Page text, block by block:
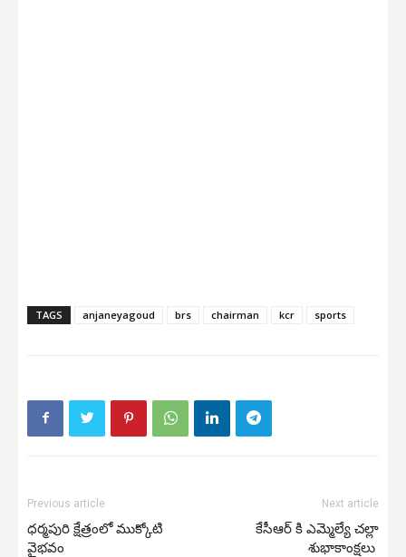
TAGS anjaneyagoud brs chairman kcr sports
Previous article
ధర్మపురి క్షేత్రంలో ముక్కోటి
వైభవం
Next article
కేసీఆర్ కి ఎమ్మెల్యే చల్లా
శుభాకాంక్షలు